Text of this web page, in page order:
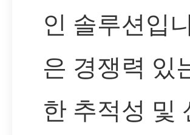
인 솔루션입
은 경쟁력 있
한 추적성 및